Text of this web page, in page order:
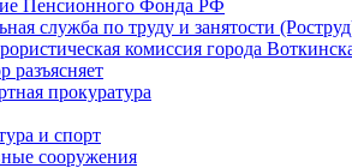
Пенсионного Фонда РФ
служба по труду и занятости
комиссия города
разъясняет
прокуратура
и спорт
сооружения